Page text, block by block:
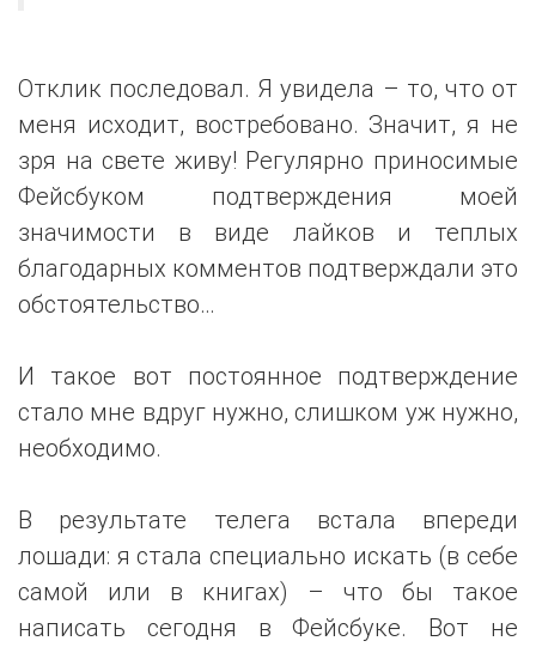
Отклик последовал. Я увидела – то, что от
меня исходит, востребовано. Значит, я не
зря на свете живу! Регулярно приносимые
Фейсбуком подтверждения моей
значимости в виде лайков и теплых
благодарных комментов подтверждали это
обстоятельство…
И такое вот постоянное подтверждение
стало мне вдруг нужно, слишком уж нужно,
необходимо.
В результате телега встала впереди
лошади: я стала специально искать (в себе
самой или в книгах) – что бы такое
написать сегодня в Фейсбуке. Вот не